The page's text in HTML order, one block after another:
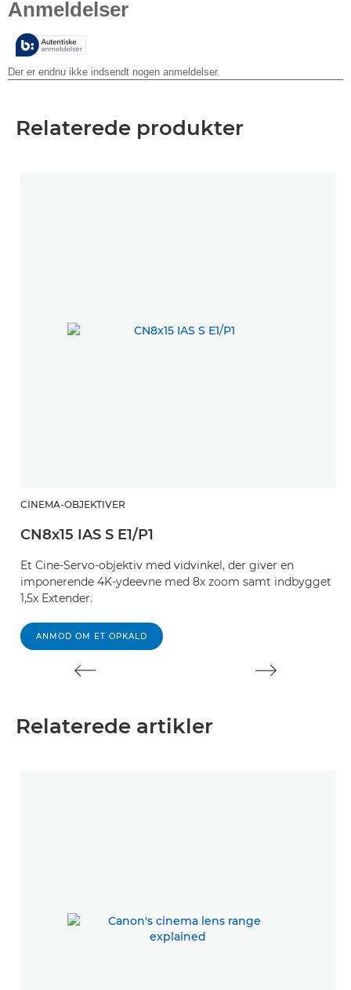
af
stjerner.
Relaterede produkter
CINEMA-OBJEKTIVER
CN8x15 IAS S E1/P1
Et Cine-Servo-objektiv med vidvinkel, der giver en
imponerende 4K-ydeevne med 8x zoom samt indbygget
1,5x Extender.
ANMOD OM ET OPKALD
Relaterede artikler